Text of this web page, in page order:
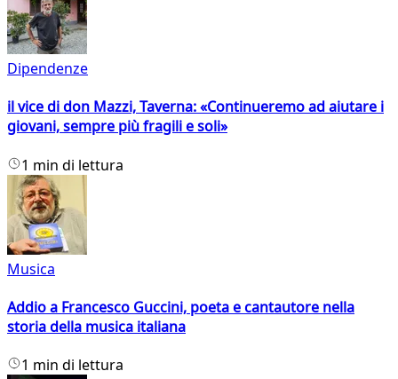
Dipendenze
il vice di don Mazzi, Taverna: «Continueremo ad aiutare i
giovani, sempre più fragili e soli»
1 min di lettura
Musica
Addio a Francesco Guccini, poeta e cantautore nella
storia della musica italiana
1 min di lettura